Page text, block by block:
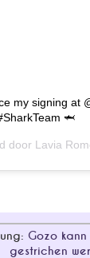
my signing at
🦈
door Lavia
Gozo
gestrichen